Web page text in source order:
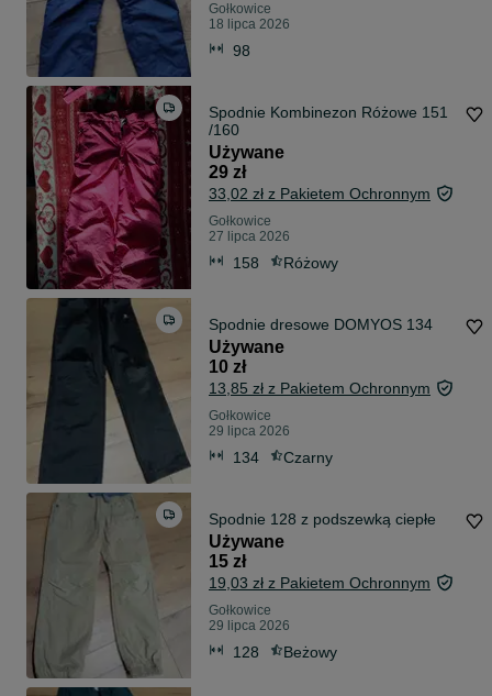
Gołkowice
18 lipca 2026
98
Spodnie Kombinezon Różowe 151
/160
Używane
29 zł
33,02 zł z Pakietem Ochronnym
Gołkowice
27 lipca 2026
158 Różowy
Spodnie dresowe DOMYOS 134
Używane
10 zł
13,85 zł z Pakietem Ochronnym
Gołkowice
29 lipca 2026
134 Czarny
Spodnie 128 z podszewką ciepłe
Używane
15 zł
19,03 zł z Pakietem Ochronnym
Gołkowice
29 lipca 2026
128 Beżowy